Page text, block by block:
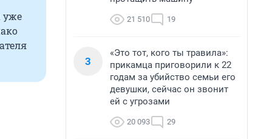
уже
21 510 19
3
«Это тот, кого ты травила»:
прикамца приговорили к 22
годам за убийство семьи его
девушки, сейчас он звонит
ей с угрозами
20 093 29